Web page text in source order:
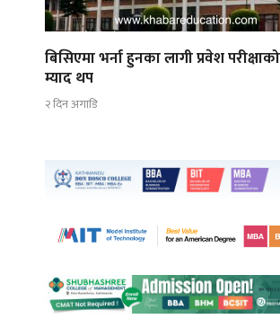
बिसिएमा भर्ना हुनका लागी प्रवेश
म्याद थप
२ दिन अगाडि